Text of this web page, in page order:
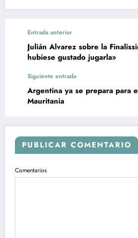
Entrada anterior
Julián Alvarez sobre la
hubiese gustado jugarla»
Siguiente entrada
Argentina ya se prepara para
Mauritania
PUBLICAR COMENTARIO
Comentarios